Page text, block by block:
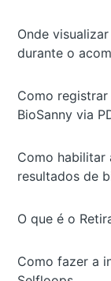
Onde
durante o
Como
BioSanny via
Como
resultados de
O que é o
Como fazer a